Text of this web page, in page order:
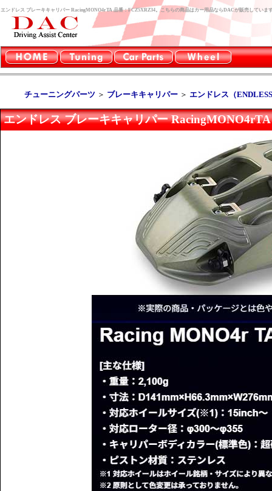
エンドレス ブレーキキャリパー RacingMONO4rTA 品番：FCZ5XRZ34。こちらの商品はカー用品ならDACが販売していま
チューニングパーツ ＞ ブレーキキャリパー ＞ エンドレス（
エンドレス ブレーキキャリパー